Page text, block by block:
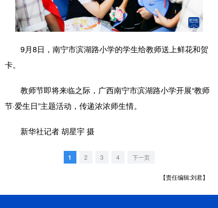
科技 科普 体育 文化
健康 军事 访谈 视频
图片 中央文件 金融 汽车
溯源中国 城市 旅游 能源
会展 彩票 娱乐
悦读 公益
上市公司
9月8日，南宁市滨湖路小学的学生给教师送上鲜花和贺
卡。
教师节即将来临之际，广西南宁市滨湖路小学开展“教师
节·爱生日”主题活动，传递浓浓师生情。
新华社记者 胡星宇 摄
1 2 3 4 下一页
【责任编辑:刘君】